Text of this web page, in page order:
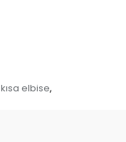
kısa elbise,